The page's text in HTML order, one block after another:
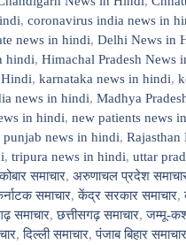
, coronavirus india news in
news in hindi, Delhi News in
hindi, Himachal Pradesh News
, karnataka news in hindi,
news in hindi, Madhya
in hindi, new patients news
punjab news in hindi,
, tripura news in hindi, uttar
समाचार, अरुणाचल प्रदेश
समाचार,केंद्र सरकार समाचार,
समाचार,छत्तीसगढ़ समाचार,जम्मू-
,दिल्ली समाचार,पंजाब बिहार समाचार